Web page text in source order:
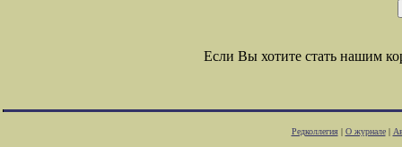
Если Вы хотите стать нашим
Редколлегия| О журнале|